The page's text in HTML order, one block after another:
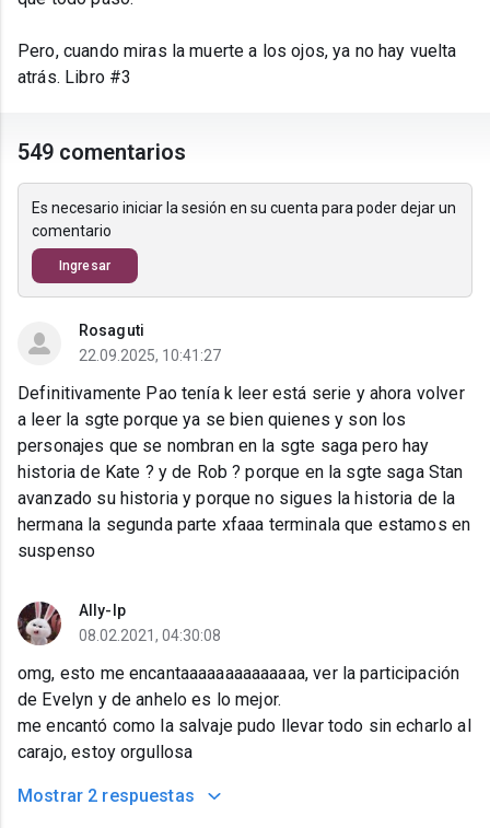
Pero, cuando miras la muerte a los ojos, ya no hay vuelta
atrás. Libro #3
549 comentarios
Es necesario iniciar la sesión en su cuenta para poder dejar un
comentario
Ingresar
Rosaguti
22.09.2025, 10:41:27
Definitivamente Pao tenía k leer está serie y ahora volver
a leer la sgte porque ya se bien quienes y son los
personajes que se nombran en la sgte saga pero hay
historia de Kate ? y de Rob ? porque en la sgte saga Stan
avanzado su historia y porque no sigues la historia de la
hermana la segunda parte xfaaa terminala que estamos en
suspenso
Ally-lp
08.02.2021, 04:30:08
omg, esto me encantaaaaaaaaaaaaaa, ver la participación
de Evelyn y de anhelo es lo mejor.
me encantó como la salvaje pudo llevar todo sin echarlo al
carajo, estoy orgullosa
Mostrar 2 respuestas